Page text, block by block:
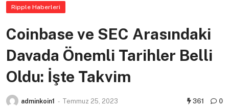
Ripple Haberleri
Coinbase ve SEC Arasındaki
Davada Önemli Tarihler Belli
Oldu: İşte Takvim
adminkoin1 - Temmuz 25, 2023 361 0